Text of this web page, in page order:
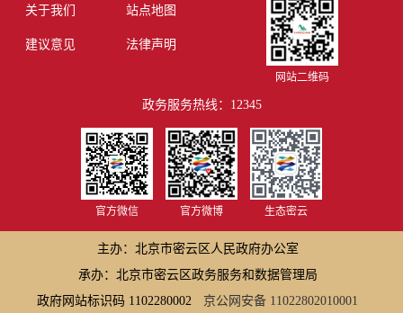
关于我们 站点地图
建议意见 法律声明
网站二维码
政务服务热线：12345
官方微信 官方微博 生态密云
主办：北京市密云区人民政府办公室
承办：北京市密云区政务服务和数据管理局
政府网站标识码 1102280002
京公网安备 11022802010001